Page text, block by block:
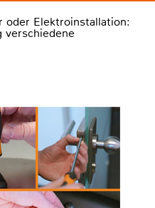
oder Elektroinstallation:
verschiedene